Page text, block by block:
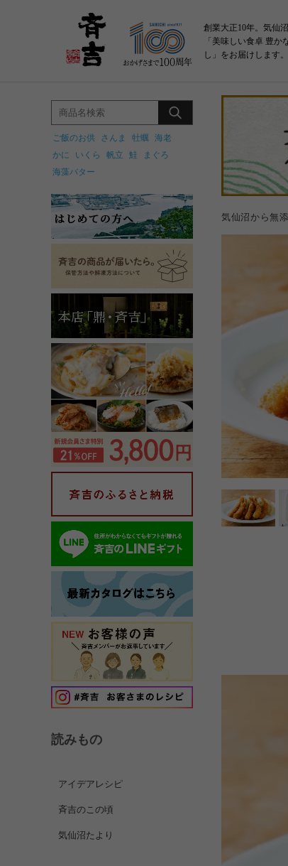
創業大正10年。気仙
「美味しい食卓 豊か
し」をお届けします。
気仙沼から無
ご飯のお供 さんま 牡蠣 海老
かに
いくら 帆立 鮭
まぐろ
海藻バター
読みもの
アイデアレシピ
斉吉のこの頃
気仙沼たより